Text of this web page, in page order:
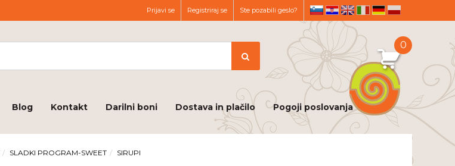
sl hr en de pl
Prijavi se Registriraj se Ste pozabili geslo?
0
Blog Kontakt Darilni boni Dostava in plačilo Pogoji poslovanja
SLADKI PROGRAM-SWEET SIRUPI